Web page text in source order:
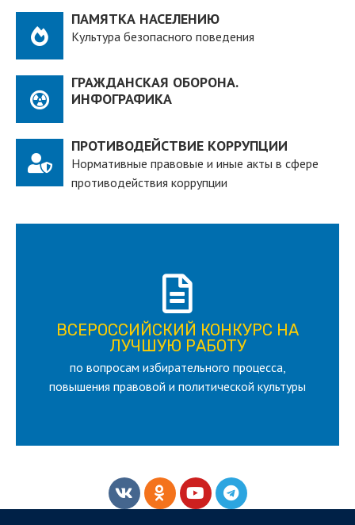
ПАМЯТКА НАСЕЛЕНИЮ
Культура безопасного поведения
ГРАЖДАНСКАЯ ОБОРОНА.
ИНФОГРАФИКА
ПРОТИВОДЕЙСТВИЕ КОРРУПЦИИ
Нормативные правовые и иные акты в сфере
противодействия коррупции
ВСЕРОССИЙСКИЙ КОНКУРС НА
ЛУЧШУЮ РАБОТУ
по вопросам избирательного процесса,
повышения правовой и политической культуры
ВСЕРОССИЙСКИЙ КОНКУРС НА
ЛУЧШУЮ РАБОТУ
для лица старше 18 и моложе 35 лет
ПОДРОБНЕЕ